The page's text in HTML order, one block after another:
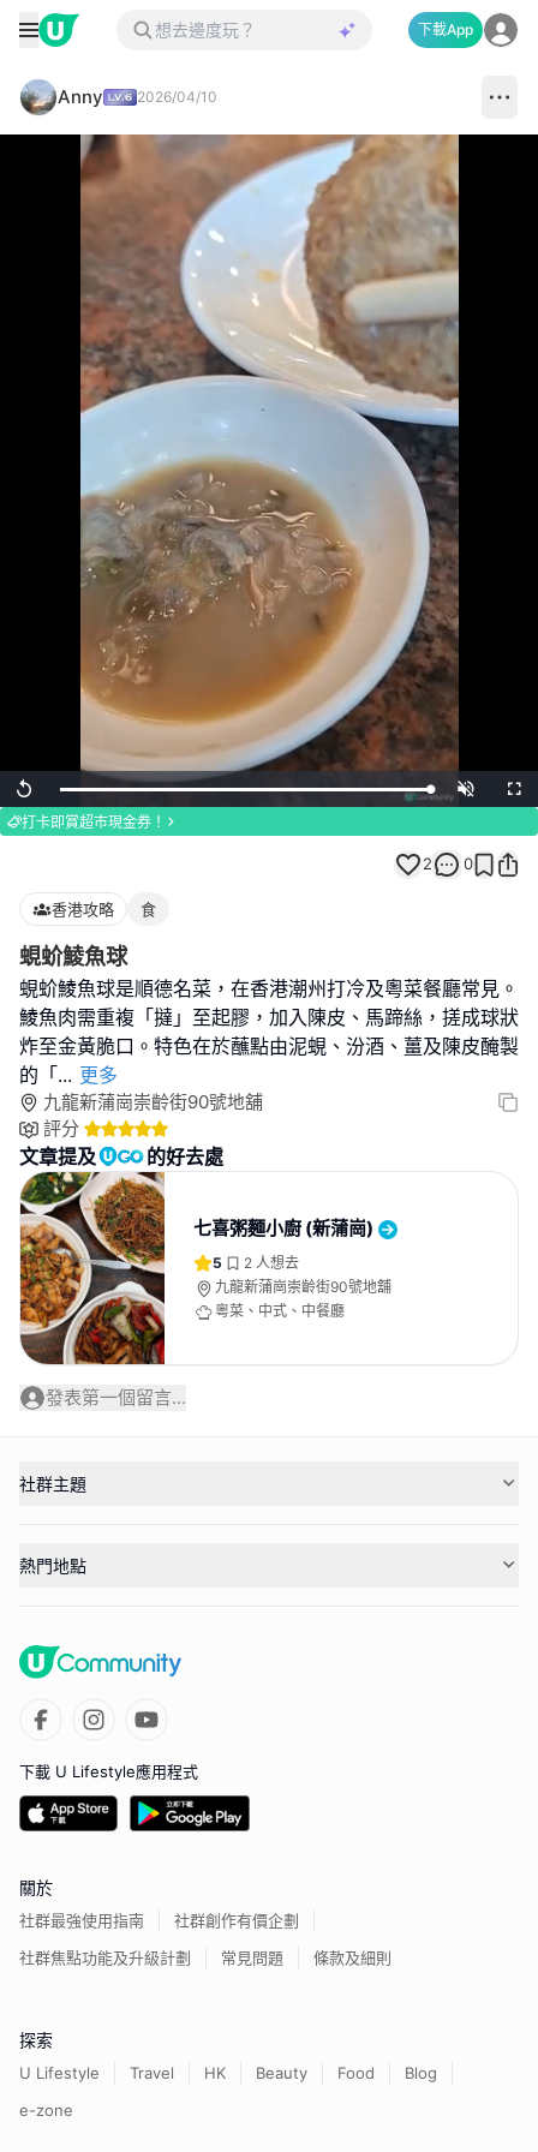
下載App
Anny 2026/04/10
Replay Loaded:
100.00%
Unmute
打卡即賞超市現金券！
2 0
香港攻略 食
蜆蚧鯪魚球
蜆蚧鯪魚球是順德名菜，在香港潮州打冷及粵菜餐廳常見。
鯪魚肉需重複「撻」至起膠，加入陳皮、馬蹄絲，搓成球狀
炸至金黃脆口。特色在於蘸點由泥蜆、汾酒、薑及陳皮醃製
的「... 更多
九龍新蒲崗崇齡街90號地舖
評分
文章提及 的好去處
七喜粥麵小廚 (新蒲崗)
5 2 人想去
九龍新蒲崗崇齡街90號地舖
粵菜、中式、中餐廳
發表第一個留言...
社群主題
熱門地點
下載 U Lifestyle應用程式
關於
社群最強使用指南
社群創作有價企劃
社群焦點功能及升級計劃
常見問題 條款及細則
探索
U Lifestyle Travel HK Beauty Food
Blog
e-zone